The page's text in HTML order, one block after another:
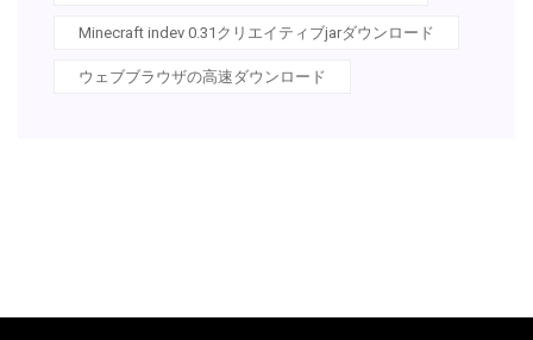
Minecraft indev 0.31クリエイティブjarダウンロード
ウェブブラウザの高速ダウンロード